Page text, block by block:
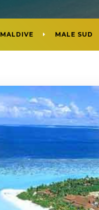
MALDIVE MALE SUD